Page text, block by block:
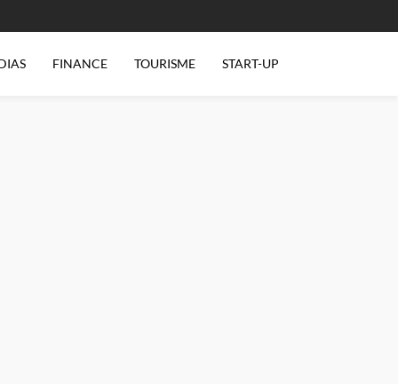
FINANCE TOURISME START-UP